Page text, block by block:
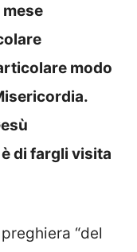
mese
modo
di fargli visita
“del